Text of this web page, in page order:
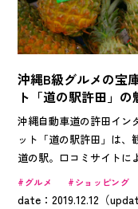
沖縄B級グルメの宝
ト「道の駅許田」の
沖縄自動車道の許田イン
ット「道の駅許田」は、
道の駅。口コミサイトに
ランクインするほどの人
らではのさまざまなお土
グルメ ショッピング
date：2019.12.12（